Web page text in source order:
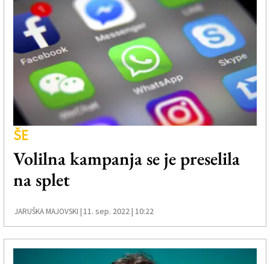
ŠE
Volilna kampanja se je preselila
na splet
JARUŠKA MAJOVSKI |11. sep. 2022 | 10:22